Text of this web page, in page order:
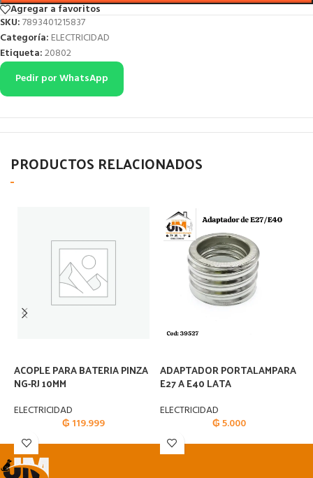
Agregar a favoritos
SKU:7893401215837
Categoría: ELECTRICIDAD
Etiqueta:20802
Pedir por WhatsApp
PRODUCTOS RELACIONADOS
ACOPLE PARA BATERIA PINZA
NG-RJ 10MM
ELECTRICIDAD
₲ 119.999
ADAPTADOR PORTALAMPARA
E27 A E40 LATA
ELECTRICIDAD
₲5.000